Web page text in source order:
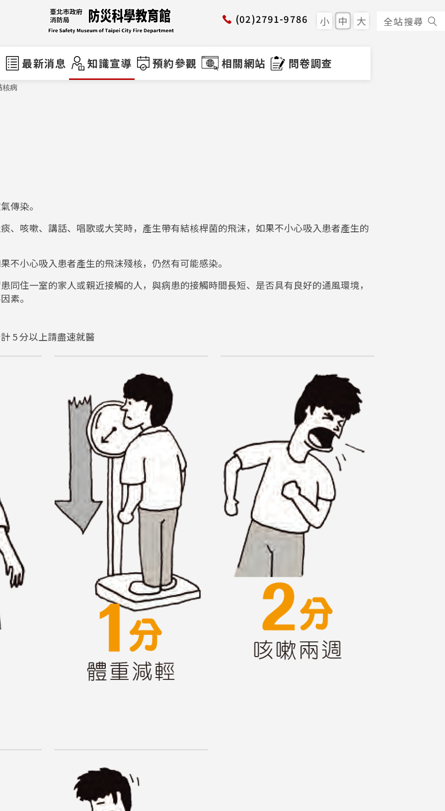
(02)2791-9786 小 中 大 全站搜尋
最新消息 知識宣導 預約參觀 相關網站 問卷調查
核病
傳染。
、咳嗽、講話、唱歌或大笑時，產生帶有結核桿菌的飛沫，如果不小心吸入患者產生的
不小心吸入患者產生的飛沫殘核，仍然有可能感染。
同住一室的家人或親近接觸的人，與病患的接觸時間長短、是否具有良好的通風環境，
素。
5 分以上請盡速就醫